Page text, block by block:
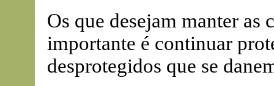
Os que desejam manter as
importante é continuar
desprotegidos que se